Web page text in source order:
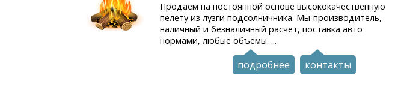
Продаем на постоянной основе высококачественную
пелету из лузги подсолничника. Мы-производитель,
наличный и безналичный расчет, поставка авто
нормами, любые объемы. ...
подробнее контакты